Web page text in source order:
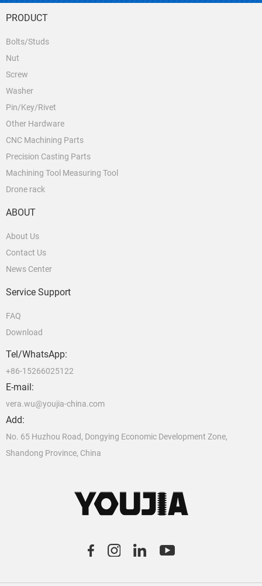
PRODUCT
Bolts/Studs
Nut
Screw
Washer
Pin/Key/Rivet
Other Hardware
CNC Machining Parts
Precision Casting Parts
Machining Tool Measuring Tool
Drone rack
ABOUT
About Us
Contact Us
News Center
Service Support
FAQ
Download
Tel/WhatsApp:
+86-15266025122
E-mail:
vera.wu@youjia-china.com
Add:
No. 65 Huzhou Road, Dongying Economic Development Zone,
Shandong Province, China